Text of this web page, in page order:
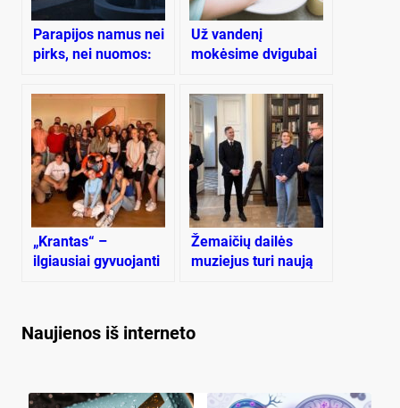
Pa­ra­pi­jos na­mus nei
pirks, nei nuo­mos:
Už vandenį
mokėsime dvigubai
„Krantas“ –
ilgiausiai gyvuojanti
Žemaičių dailės
muziejus turi naują
Naujienos iš interneto